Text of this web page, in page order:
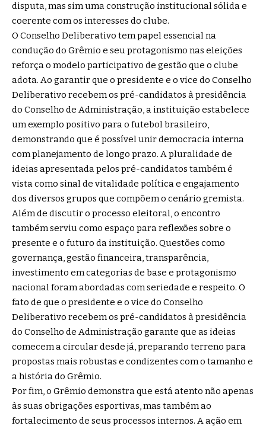
disputa, mas sim uma construção institucional sólida e
coerente com os interesses do clube.
O Conselho Deliberativo tem papel essencial na
condução do Grêmio e seu protagonismo nas eleições
reforça o modelo participativo de gestão que o clube
adota. Ao garantir que o presidente e o vice do Conselho
Deliberativo recebem os pré-candidatos à presidência
do Conselho de Administração, a instituição estabelece
um exemplo positivo para o futebol brasileiro,
demonstrando que é possível unir democracia interna
com planejamento de longo prazo. A pluralidade de
ideias apresentada pelos pré-candidatos também é
vista como sinal de vitalidade política e engajamento
dos diversos grupos que compõem o cenário gremista.
Além de discutir o processo eleitoral, o encontro
também serviu como espaço para reflexões sobre o
presente e o futuro da instituição. Questões como
governança, gestão financeira, transparência,
investimento em categorias de base e protagonismo
nacional foram abordadas com seriedade e respeito. O
fato de que o presidente e o vice do Conselho
Deliberativo recebem os pré-candidatos à presidência
do Conselho de Administração garante que as ideias
comecem a circular desde já, preparando terreno para
propostas mais robustas e condizentes com o tamanho e
a história do Grêmio.
Por fim, o Grêmio demonstra que está atento não apenas
às suas obrigações esportivas, mas também ao
fortalecimento de seus processos internos. A ação em